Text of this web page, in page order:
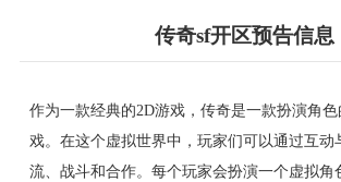
传奇sf开区预告信息
作为一款经典的2D游戏，传奇是一款扮演角
戏。在这个虚拟世界中，玩家们可以通过互动
流、战斗和合作。每个玩家会扮演一个虚拟角